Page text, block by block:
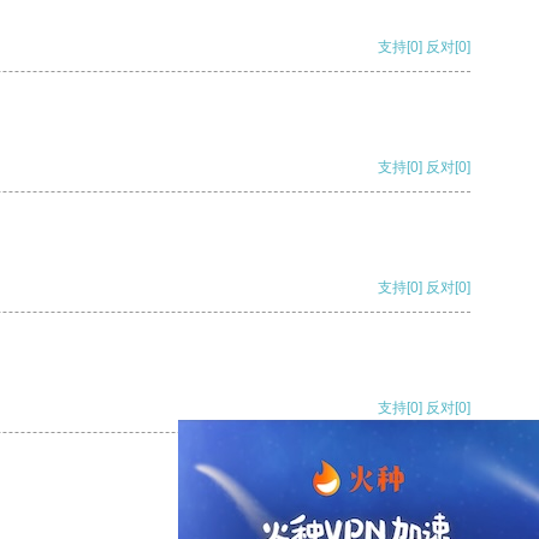
支持[0] 反对[0]
支持[0] 反对[0]
支持[0] 反对[0]
支持[0] 反对[0]
支持[0] 反对